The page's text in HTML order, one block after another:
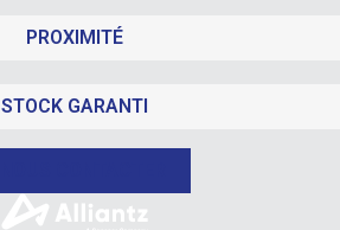
PROXIMITÉ
STOCK GARANTI